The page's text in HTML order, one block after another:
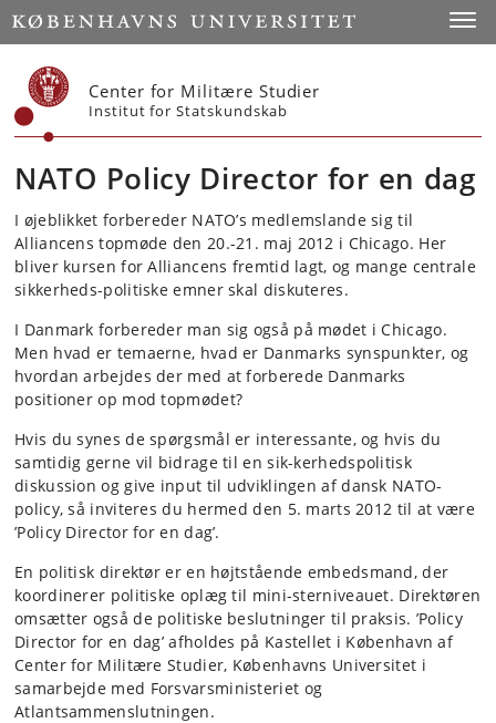
Start
Center for Militære Studier
Institut for Statskundskab
NATO Policy Director for en dag
I øjeblikket forbereder NATO’s medlemslande sig til
Alliancens topmøde den 20.-21. maj 2012 i Chicago. Her
bliver kursen for Alliancens fremtid lagt, og mange centrale
sikkerheds-politiske emner skal diskuteres.
I Danmark forbereder man sig også på mødet i Chicago.
Men hvad er temaerne, hvad er Danmarks synspunkter, og
hvordan arbejdes der med at forberede Danmarks
positioner op mod topmødet?
Hvis du synes de spørgsmål er interessante, og hvis du
samtidig gerne vil bidrage til en sik-kerhedspolitisk
diskussion og give input til udviklingen af dansk NATO-
policy, så inviteres du hermed den 5. marts 2012 til at være
’Policy Director for en dag’.
En politisk direktør er en højtstående embedsmand, der
koordinerer politiske oplæg til mini-sterniveauet. Direktøren
omsætter også de politiske beslutninger til praksis. ’Policy
Director for en dag’ afholdes på Kastellet i København af
Center for Militære Studier, Københavns Universitet i
samarbejde med Forsvarsministeriet og
Atlantsammenslutningen.